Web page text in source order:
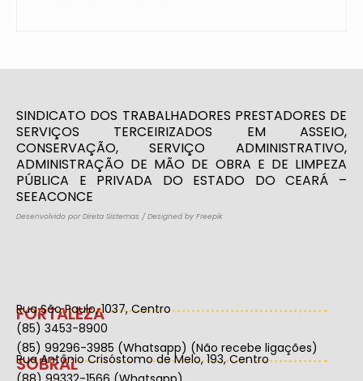
SINDICATO DOS TRABALHADORES PRESTADORES DE
SERVIÇOS TERCEIRIZADOS EM ASSEIO,
CONSERVAÇÃO, SERVIÇO ADMINISTRATIVO,
ADMINISTRAÇÃO DE MÃO DE OBRA E DE LIMPEZA
PÚBLICA E PRIVADA DO ESTADO DO CEARÁ –
SEEACONCE
Desenvolvido por Direta Sistemas / Designed by Freepik
FORTALEZA
Rua São Paulo, 1037, Centro
(85) 3453-8900
(85) 99296-3985 (Whatsapp) (Não recebe ligações)
SOBRAL
Rua Antônio Crisóstomo de Melo, 193, Centro